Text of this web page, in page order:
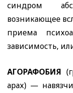
синдром
возникающее
приема
зависимость,
АГОРАФОБИЯ
арах) —